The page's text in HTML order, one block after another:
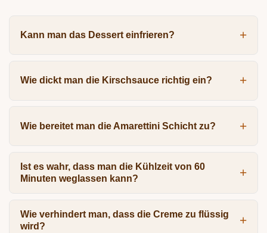
Kann man das Dessert einfrieren?
Wie dickt man die Kirschsauce richtig ein?
Wie bereitet man die Amarettini Schicht zu?
Ist es wahr, dass man die Kühlzeit von 60
Minuten weglassen kann?
Wie verhindert man, dass die Creme zu flüssig
wird?